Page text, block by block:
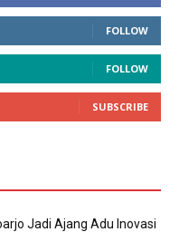
FOLLOW
FOLLOW
SUBSCRIBE
Jadi Ajang Adu Inovasi